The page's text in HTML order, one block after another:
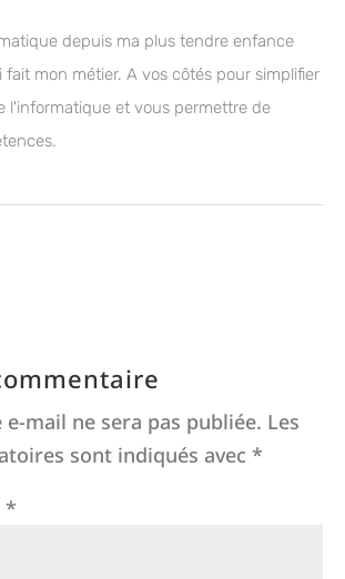
depuis ma plus tendre enfance
mon métier. A vos côtés pour simplifier
l'informatique et vous permettre de
mail ne sera pas publiée. Les
sont indiqués avec *
*